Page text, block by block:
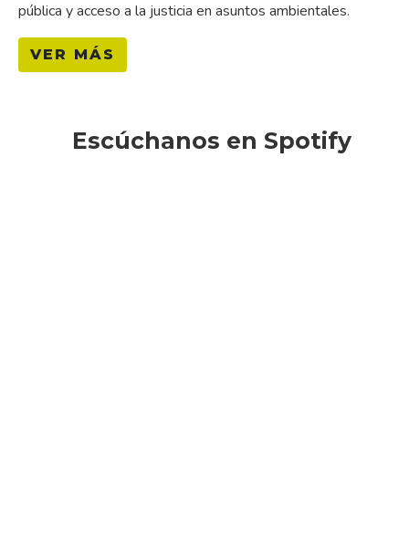
pública y acceso a la justicia en asuntos ambientales.
VER MÁS
Escúchanos en Spotify